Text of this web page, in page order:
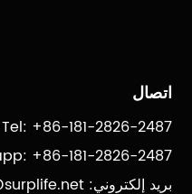
اتصال
Tel: +86-181-2826-2487
+86-181-2826-2487
بريد إلكتروني: